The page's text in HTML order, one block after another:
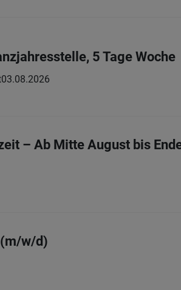
5 Tage Woche
03.08.2026
– Ab Mitte August bis
w/d)